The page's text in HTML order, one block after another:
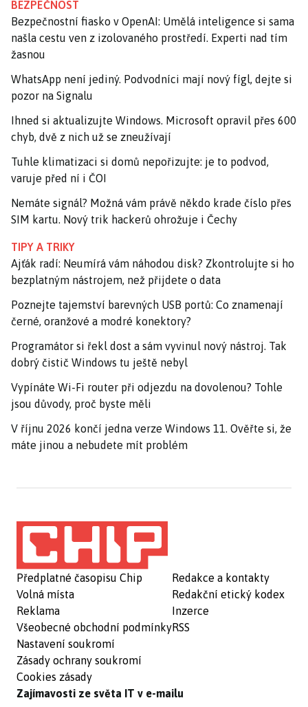
BEZPEČNOST
Bezpečnostní fiasko v OpenAI: Umělá inteligence si sama
našla cestu ven z izolovaného prostředí. Experti nad tím
žasnou
WhatsApp není jediný. Podvodníci mají nový fígl, dejte si
pozor na Signalu
Ihned si aktualizujte Windows. Microsoft opravil přes 600
chyb, dvě z nich už se zneužívají
Tuhle klimatizaci si domů nepořizujte: je to podvod,
varuje před ní i ČOI
Nemáte signál? Možná vám právě někdo krade číslo přes
SIM kartu. Nový trik hackerů ohrožuje i Čechy
TIPY A TRIKY
Ajťák radí: Neumírá vám náhodou disk? Zkontrolujte si ho
bezplatným nástrojem, než přijdete o data
Poznejte tajemství barevných USB portů: Co znamenají
černé, oranžové a modré konektory?
Programátor si řekl dost a sám vyvinul nový nástroj. Tak
dobrý čistič Windows tu ještě nebyl
Vypínáte Wi-Fi router při odjezdu na dovolenou? Tohle
jsou důvody, proč byste měli
V říjnu 2026 končí jedna verze Windows 11. Ověřte si, že
máte jinou a nebudete mít problém
Předplatné časopisu Chip
Volná místa
Reklama
Všeobecné obchodní podmínky
Nastavení soukromí
Zásady ochrany soukromí
Cookies zásady
Redakce a kontakty
Redakční etický kodex
Inzerce
RSS
Zajímavosti ze světa IT v e-mailu